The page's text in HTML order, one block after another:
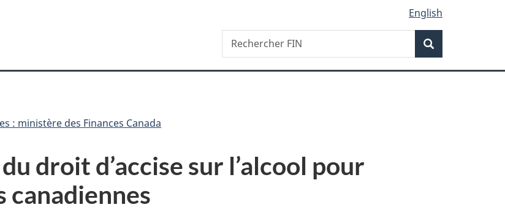
sujet
HTML
English
Recherche
Rechercher
FIN
: ministère des Finances Canada
droit d’accise sur l’alcool pour